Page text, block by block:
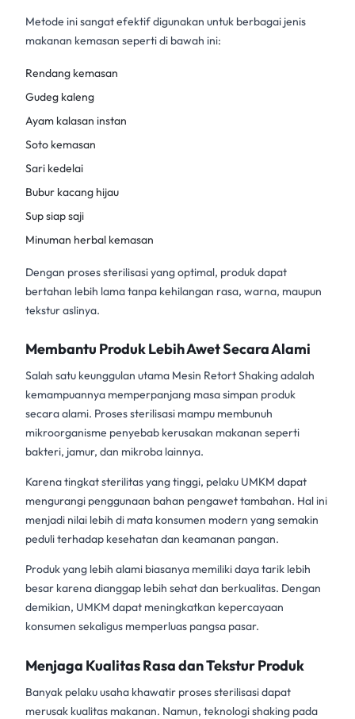
Metode ini sangat efektif digunakan untuk berbagai jenis
makanan kemasan seperti di bawah ini:
Rendang kemasan
Gudeg kaleng
Ayam kalasan instan
Soto kemasan
Sari kedelai
Bubur kacang hijau
Sup siap saji
Minuman herbal kemasan
Dengan proses sterilisasi yang optimal, produk dapat
bertahan lebih lama tanpa kehilangan rasa, warna, maupun
tekstur aslinya.
Membantu Produk Lebih Awet Secara Alami
Salah satu keunggulan utama Mesin Retort Shakingadalah
kemampuannya memperpanjang masa simpan produk
secara alami. Proses sterilisasi mampu membunuh
mikroorganisme penyebab kerusakan makanan seperti
bakteri, jamur, dan mikroba lainnya.
Karena tingkat sterilitas yang tinggi, pelaku UMKM dapat
mengurangi penggunaan bahan pengawet tambahan. Hal ini
menjadi nilai lebih di mata konsumen modern yang semakin
peduli terhadap kesehatan dan keamanan pangan.
Produk yang lebih alami biasanya memiliki daya tarik lebih
besar karena dianggap lebih sehat dan berkualitas. Dengan
demikian, UMKM dapat meningkatkan kepercayaan
konsumen sekaligus memperluas pangsa pasar.
Menjaga Kualitas Rasa dan Tekstur Produk
Banyak pelaku usaha khawatir proses sterilisasi dapat
merusak kualitas makanan. Namun, teknologi shaking pada